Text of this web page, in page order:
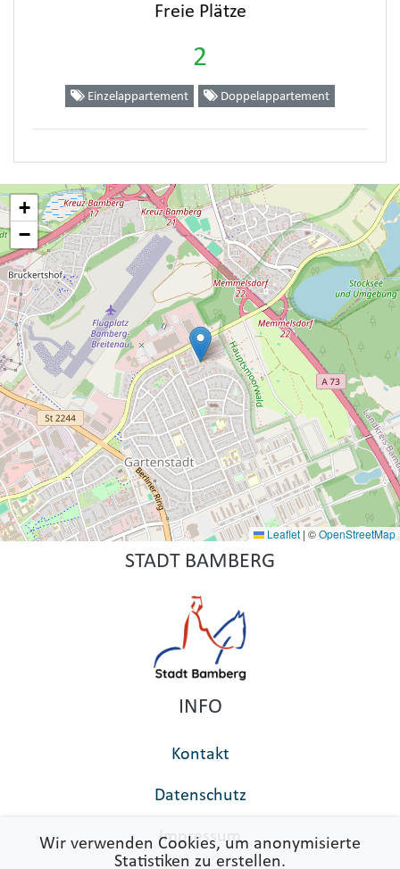
Wir verwenden Cookies, um anonymisierte
Statistiken zu erstellen.
Freie Plätze
2
Einzelappartement Doppelappartement
+
−
Leaflet | ©OpenStreetMap
STADT BAMBERG
INFO
Kontakt
Datenschutz
Impressum